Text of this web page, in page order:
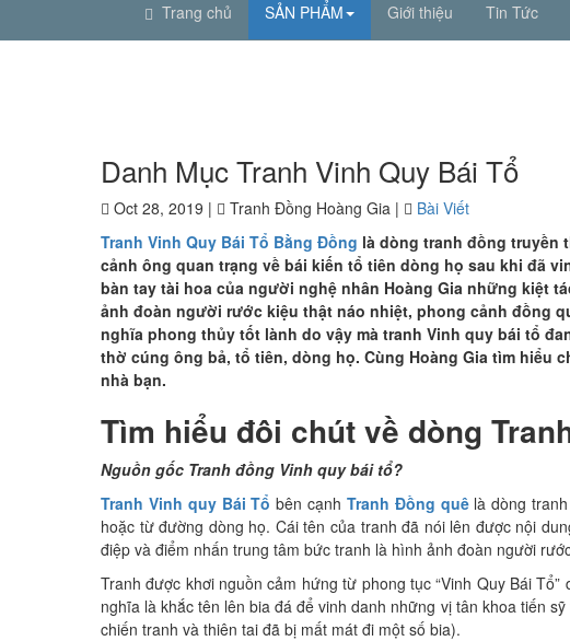
Trang chủ SẢN PHẨM Giới thiệu Tin Tức
Danh Mục Tranh Vinh Quy Bái Tổ
Oct 28, 2019 | Tranh Đồng Hoàng Gia |
Bài Viết
Tranh Vinh Quy Bái Tổ Bằng Đồng là dòng tranh đồng truyền
cảnh ông quan trạng về bái kiến tổ tiên dòng họ sau khi đã
bàn tay tài hoa của người nghệ nhân Hoàng Gia những kiệt
ảnh đoàn người rước kiệu thật náo nhiệt, phong cảnh đồng
nghĩa phong thủy tốt lành do vậy mà tranh Vinh quy bái tổ
thờ cúng ông bả, tổ tiên, dòng họ. Cùng Hoàng Gia tìm
nhà bạn.
Tìm hiểu đôi chút về dòng
Nguồn gốc Tranh đồng Vinh quy bái tổ?
Tranh Vinh quy Bái Tổ bên cạnh Tranh Đồng quêlà dòng tranh
hoặc từ đường dòng họ. Cái tên của tranh đã nói lên được nội
điệp và điểm nhấn trung tâm bức tranh là hình ảnh đoàn người
Tranh được khơi nguồn cảm hứng từ phong tục “Vinh Quy Bái
nghĩa là khắc tên lên bia đá để vinh danh những vị tân khoa tiến
chiến tranh và thiên tai đã bị mất mát đi một số bia).